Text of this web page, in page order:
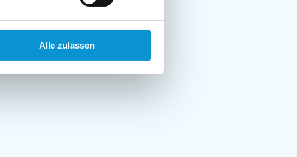
Alle zulassen